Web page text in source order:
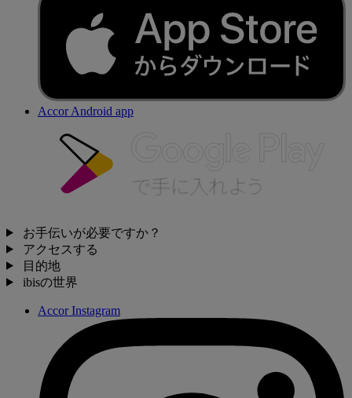
Accor Android app
お手伝いが必要ですか？
アクセスする
目的地
ibisの世界
Accor Instagram